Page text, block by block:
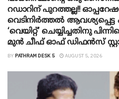
റഡാറിന് പുറത്തല്ല!!
വെടിനിർത്തൽ ആവശ്യപ്പെട്ട
‘വെയിറ്റ്’ ചെയ്യിച്ചതിനു
മുൻ ചീഫ് ഓഫ് ഡിഫൻസ്
BY PATHRAM DESK 5 AUGUST 5, 2026